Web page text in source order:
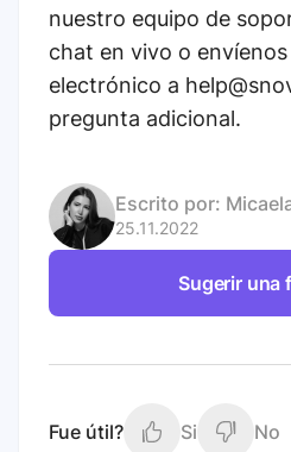
nuestro equipo de
chat en vivo o
electrónico a
pregunta adicional.
Escrito por:
25.11.2022
Sugerir una
Fue útil? Si No